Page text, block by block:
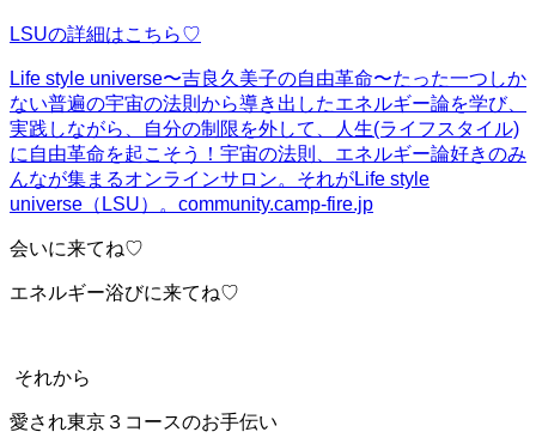
LSUの詳細はこちら♡
Life style universe〜吉良久美子の自由革命〜たった一つしか
ない普遍の宇宙の法則から導き出したエネルギー論を学び、
実践しながら、自分の制限を外して、人生(ライフスタイル)
に自由革命を起こそう！宇宙の法則、エネルギー論好きのみ
んなが集まるオンラインサロン。それがLife style
universe（LSU）。 community.camp-fire.jp
会いに来てね♡
エネルギー浴びに来てね♡
それから
愛され東京３コースのお手伝い